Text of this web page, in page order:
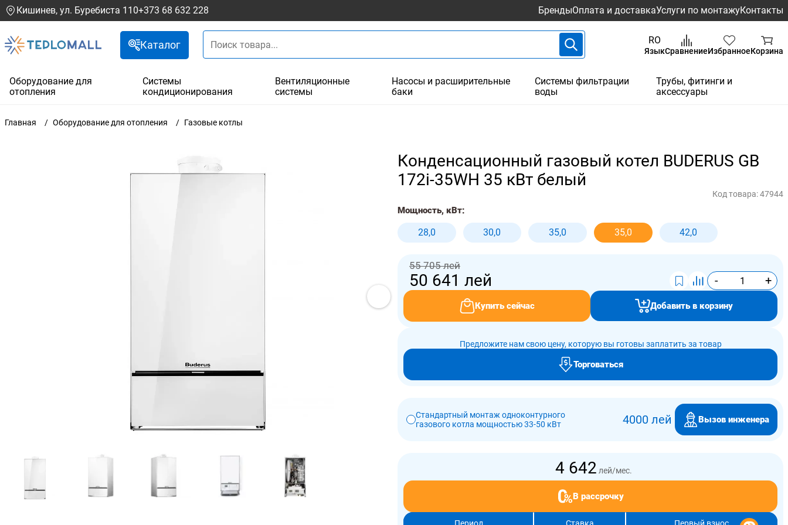
Кишинев, ул. Буребиста 110+373 68 632 228 БрендыОплата и доставкаУслуги по монтажуКонтакты
Каталог RO
ЯзыкСравнениеИзбранноеКорзина
Оборудование для
отопления
Системы
кондиционирования
Вентиляционные
системы
Насосы и расширительные
баки
Системы фильтрации
воды
Трубы, фитинги и
аксессуары
Главная Оборудование для отопления Газовые котлы
Конденсационный газовый котел BUDERUS GB
172i-35WH 35 кВт белый
Код товара:47944
Мощность, кВт:
28,0 30,0 35,0 35,0 42,0
55 705 лей
50 641 лей - +
Купить сейчас Добавить в корзину
Предложите нам свою цену, которую вы готовы заплатить за товар
Торговаться
Стандартный монтаж одноконтурного
газового котла мощностью 33-50 кВт
4000 лей Вызов инженера
4 642 лей/мес.
В рассрочку